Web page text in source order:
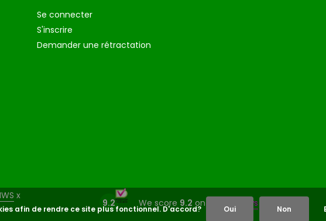
Se connecter
S'inscrire
Demander une rétractation
x
9.2 We score 9.2 on 5961 reviews
afin de rendre ce site plus fonctionnel. D'accord? Oui Non